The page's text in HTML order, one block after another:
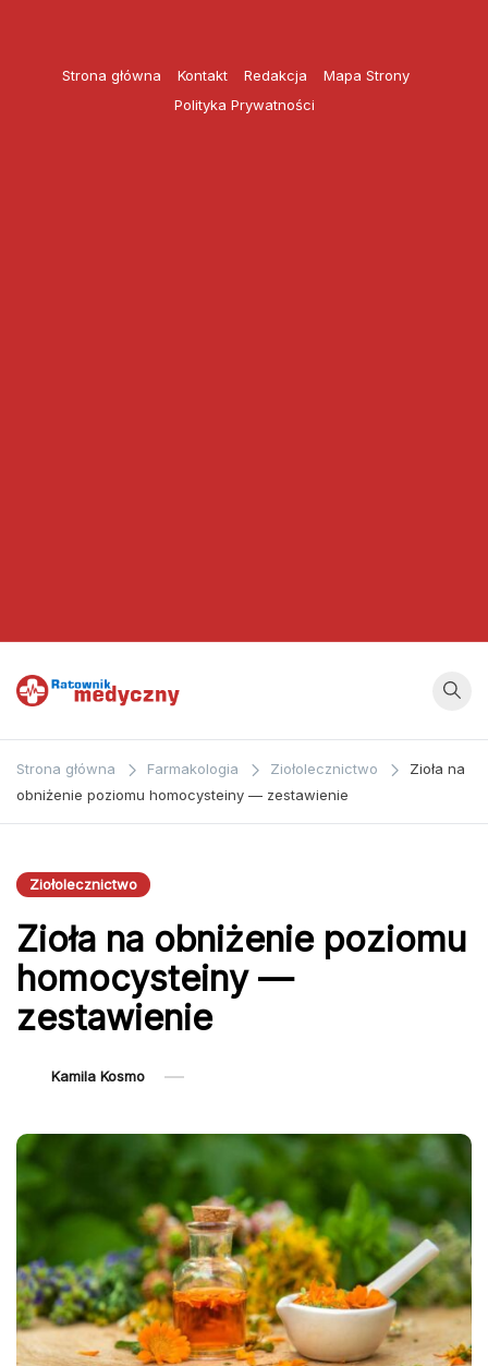
Strona główna Kontakt Redakcja
Mapa Strony
Polityka Prywatności
Ratownik
Medyczny
zagadnieniom z
bezpośrednio
medycznego.
Strona główna Farmakologia Ziołolecznictwo
Zioła na
obniżenie poziomu homocysteiny — zestawienie
Ziołolecznictwo
Zioła na obniżenie poziomu
homocysteiny —
zestawienie
Kamila Kosmo